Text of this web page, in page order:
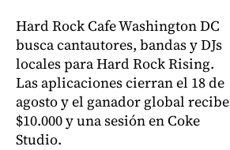
Hard Rock Cafe Washington DC
busca cantautores, bandas y DJs
locales para Hard Rock Rising.
Las aplicaciones cierran el 18 de
agosto y el ganador global recibe
$10.000 y una sesión en Coke
Studio.